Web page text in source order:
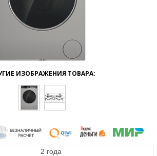
ИЗОБРАЖЕНИЯ ТОВАРА:
2 года